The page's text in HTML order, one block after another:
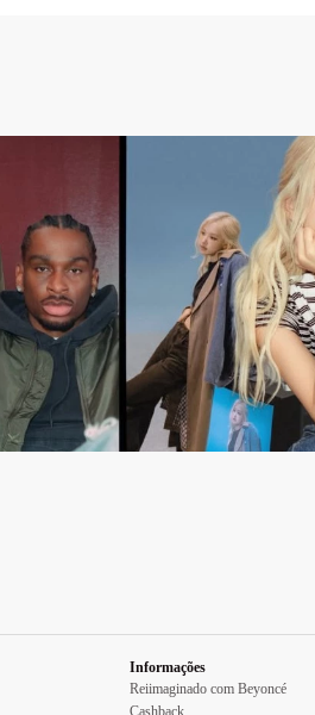
Informações
Reiimaginado com Beyoncé
Cashback